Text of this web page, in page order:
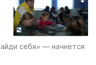
себя» — начнётся